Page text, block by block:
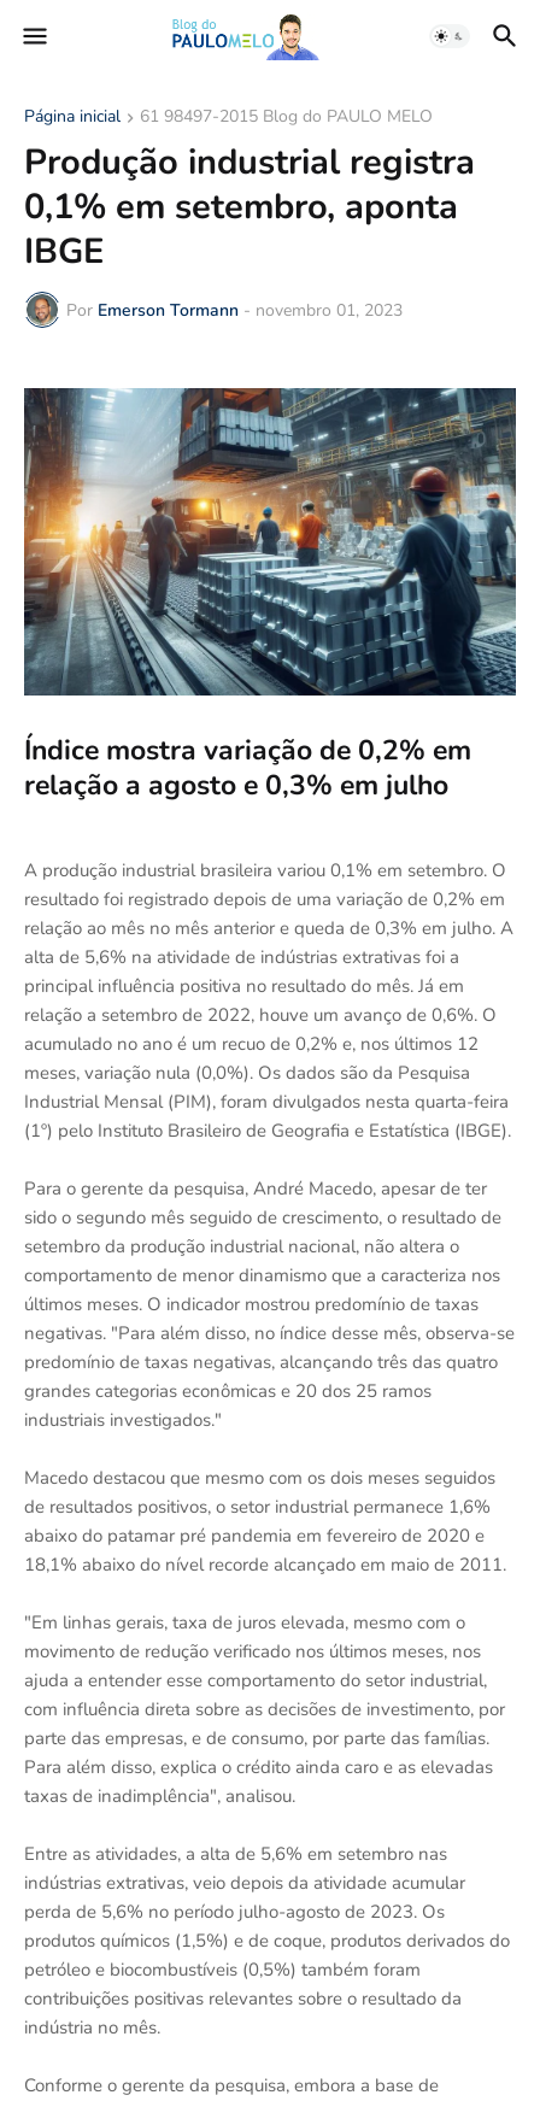
Página inicial 61 98497-2015 Blog do PAULO MELO
Produção industrial registra
0,1% em setembro, aponta
IBGE
Por Emerson Tormann - novembro 01, 2023
Índice mostra variação de 0,2% em
relação a agosto e 0,3% em julho
A produção industrial brasileira variou 0,1% em setembro. O
resultado foi registrado depois de uma variação de 0,2% em
relação ao mês no mês anterior e queda de 0,3% em julho. A
alta de 5,6% na atividade de indústrias extrativas foi a
principal influência positiva no resultado do mês. Já em
relação a setembro de 2022, houve um avanço de 0,6%. O
acumulado no ano é um recuo de 0,2% e, nos últimos 12
meses, variação nula (0,0%). Os dados são da Pesquisa
Industrial Mensal (PIM), foram divulgados nesta quarta-feira
(1º) pelo Instituto Brasileiro de Geografia e Estatística (IBGE).
Para o gerente da pesquisa, André Macedo, apesar de ter
sido o segundo mês seguido de crescimento, o resultado de
setembro da produção industrial nacional, não altera o
comportamento de menor dinamismo que a caracteriza nos
últimos meses. O indicador mostrou predomínio de taxas
negativas. "Para além disso, no índice desse mês, observa-se
predomínio de taxas negativas, alcançando três das quatro
grandes categorias econômicas e 20 dos 25 ramos
industriais investigados."
Macedo destacou que mesmo com os dois meses seguidos
de resultados positivos, o setor industrial permanece 1,6%
abaixo do patamar pré pandemia em fevereiro de 2020 e
18,1% abaixo do nível recorde alcançado em maio de 2011.
"Em linhas gerais, taxa de juros elevada, mesmo com o
movimento de redução verificado nos últimos meses, nos
ajuda a entender esse comportamento do setor industrial,
com influência direta sobre as decisões de investimento, por
parte das empresas, e de consumo, por parte das famílias.
Para além disso, explica o crédito ainda caro e as elevadas
taxas de inadimplência", analisou.
Entre as atividades, a alta de 5,6% em setembro nas
indústrias extrativas, veio depois da atividade acumular
perda de 5,6% no período julho-agosto de 2023. Os
produtos químicos (1,5%) e de coque, produtos derivados do
petróleo e biocombustíveis (0,5%) também foram
contribuições positivas relevantes sobre o resultado da
indústria no mês.
Conforme o gerente da pesquisa, embora a base de